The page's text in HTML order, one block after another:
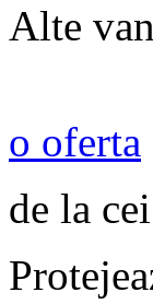
Alte
o oferta
de la